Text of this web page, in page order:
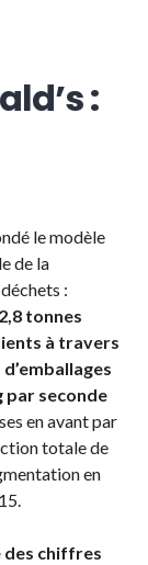
:
le modèle
de la
:
tonnes
à travers
par seconde
en avant par
totale de
en
des chiffres